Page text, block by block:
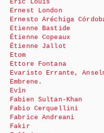
Eric Louis
Ernest London
Ernesto Aréchiga
Etienne Bastide
Étienne Copeaux
Étienne Jallot
Etom
Ettore Fontana
Evaristo Errante,
Embrene.
Evîn
Fabien Sultan-Khan
Fabio Cerquellini
Fabrice Andreani
Fakir